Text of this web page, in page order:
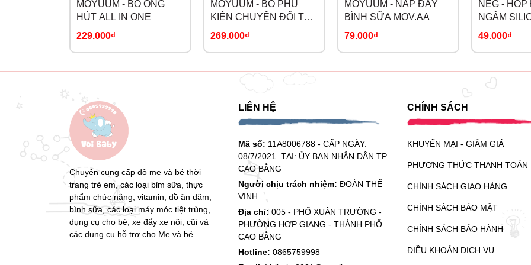
xứng đáng là lựa chọn hàng đầu cùng bố mẹ chăm con yêu an toàn, khoa học.
Máy úp bình sữa, tiệt trùng sấy khô tia UVC Moaz BéBé MB – 044 có thiết kế đơn giản sang trọng. Cấu tạo
Bảng điều khiển thông minh dễ dàng sử dụng. Nút cảm ứng nhạy bén.
Nắp đậy trong suốt bố mẹ có thể quan sát trực tiếp bên trong, trong suốt quá trình máy hoạt động.
Sản phẩm sử dụng 3 đèn UVC Led giúp tiêu diệt vi khuẩn trong bình sữa hiệu quả 99,99%.
Bộ giá treo và úp đồ chất liệu nhựa PP cứng cáp, chịu nhiệt tốt.
Vỏ máy chất liệu nhựa PP an toàn với trẻ nhỏ, thân thiện với môi trường.
Khay chứa nước giúp mẹ dễ tháo đổ vệ sinh nước đọng lại sau khi tiệt trùng, sấy khô.
Thiết kế sang trọng
Máy úp bình sữa, tiệt trùng sấy khô tia UVC Moaz BéBé MB – 044 có thiết kế nhỏ gọn, sang trọng với tông màu
xám hiện đại. Vì thiết kế nhỏ gọn bố mẹ có thể đặt máy tại nhiều không gian trong gia đình mà không gây
MOYUUM - BỘ ỐNG
HÚT ALL IN ONE
229.000₫
MOYUUM - BỘ PHỤ
KIỆN CHUYỂN ĐỔI THẾ
HỆ 3
269.000₫
MOYUUM - NẮP ĐẬY
BÌNH SỮA MOV.AA
79.000₫
NEG - HỘP
NGẬM
49.000₫
Chuyên cung cấp đồ mẹ và bé thời
trang trẻ em, các loại bỉm sữa, thực
phẩm chức năng, vitamin, đồ ăn dặm,
bình sữa, các loại máy móc tiệt trùng,
dụng cụ cho bé, xe đẩy xe nôi, cũi và
các dụng cụ hỗ trợ cho Mẹ và bé...
LIÊN HỆ
Mã số: 11A8006788 - CẤP NGÀY:
08/7/2021. TẠI: ỦY BAN NHÂN DÂN TP
CAO BẰNG
Người chịu trách nhiệm: ĐOÀN THẾ
VINH
Địa chỉ: 005 - PHỐ XUÂN TRƯỜNG -
PHƯỜNG HỢP GIANG - THÀNH PHỐ
CAO BẰNG
Hotline: 0865759998
CHÍNH SÁCH
KHUYẾN MẠI - GIẢM GIÁ
PHƯƠNG THỨC THANH TOÁN
CHÍNH SÁCH GIAO HÀNG
CHÍNH SÁCH BẢO MẬT
CHÍNH SÁCH BẢO HÀNH
ĐIỀU KHOẢN DỊCH VỤ